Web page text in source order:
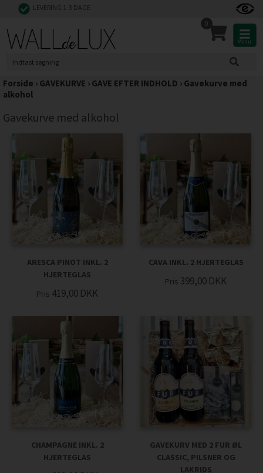
LEVERING 1-3 DAGE
0
Menu
Forside › GAVEKURVE › GAVE EFTER INDHOLD › Gavekurve med
alkohol
Gavekurve med alkohol
ARESCA PINOT INKL. 2
HJERTEGLAS
Pris 419,00 DKK
CAVA INKL. 2 HJERTEGLAS
Pris 399,00 DKK
CHAMPAGNE INKL. 2
HJERTEGLAS
GAVEKURV MED 2 FUR ØL
CLASSIC, PILSNER OG
LAKRIDS